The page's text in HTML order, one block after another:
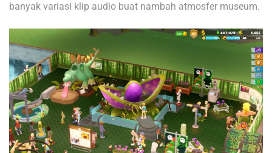
banyak variasi klip audio buat nambah atmosfer museum.